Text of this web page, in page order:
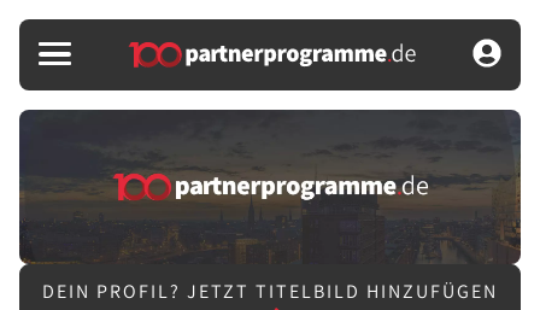
DEIN PROFIL? JETZT TITELBILD HINZUFÜGEN